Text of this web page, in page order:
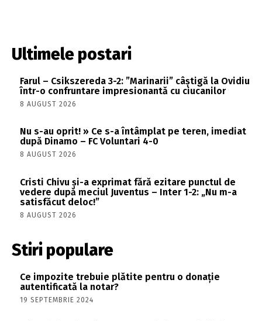
Ultimele postari
Farul – Csikszereda 3-2: ”Marinarii” câștigă la Ovidiu
într-o confruntare impresionantă cu ciucanilor
8 AUGUST 2026
Nu s-au oprit! » Ce s-a întâmplat pe teren, imediat
după Dinamo – FC Voluntari 4-0
8 AUGUST 2026
Cristi Chivu și-a exprimat fără ezitare punctul de
vedere după meciul Juventus – Inter 1-2: „Nu m-a
satisfăcut deloc!”
8 AUGUST 2026
Stiri populare
Ce impozite trebuie plătite pentru o donație
autentificată la notar?
19 SEPTEMBRIE 2024